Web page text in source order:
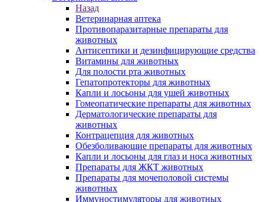
Назад
Ветеринарная аптека
Противопаразитарные препараты для
животных
Антисептики и дезинфицирующие средства
Витамины для животных
Для полости рта животных
Гепатопротекторы для животных
Капли и лосьоны для ушей животных
Гомеопатические препараты для животных
Дерматологические препараты для
животных
Контрацепция для животных
Обезболивающие препараты для животных
Капли и лосьоны для глаз и носа животных
Препараты для ЖКТ животных
Препараты для мочеполовой системы
животных
Иммуностимуляторы для животных